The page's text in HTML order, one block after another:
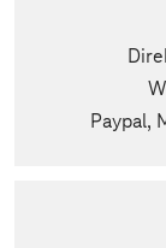
Paypal,